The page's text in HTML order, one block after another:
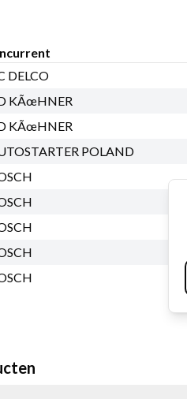
DELCO
KÃœHNER
KÃœHNER
POLAND